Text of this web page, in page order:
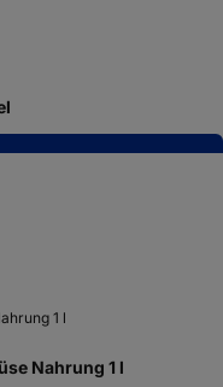
Nahrung 1 l